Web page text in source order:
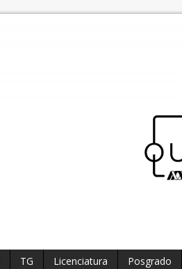
TG Licenciatura Posgrado